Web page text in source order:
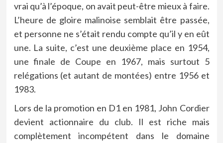
vrai qu’à l’époque, on avait peut-être mieux à faire.
L’heure de gloire malinoise semblait être passée,
et personne ne s’était rendu compte qu’il y en eût
une. La suite, c’est une deuxième place en 1954,
une finale de Coupe en 1967, mais surtout 5
relégations (et autant de montées) entre 1956 et
1983.
Lors de la promotion en D1 en 1981, John Cordier
devient actionnaire du club. Il est riche mais
complètement incompétent dans le domaine